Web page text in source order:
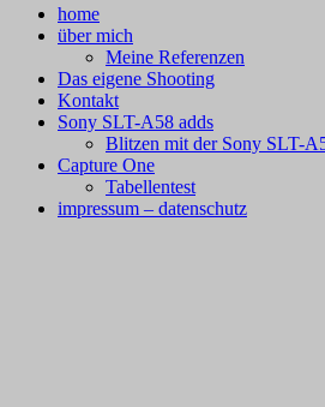
Springe
zum
home
über mich
Meine Referenzen
Das eigene Shooting
Kontakt
Sony SLT-A58 adds
Blitzen mit der Sony SLT-
Capture One
Tabellentest
impressum – datenschutz